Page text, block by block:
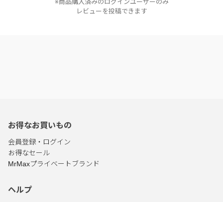
※商品購入済みのログインユーザーのみ
レビューを投稿できます
お得なお買いもの
会員登録・ログイン
お得なセール
MrMaxプライベートブランド
ヘルプ